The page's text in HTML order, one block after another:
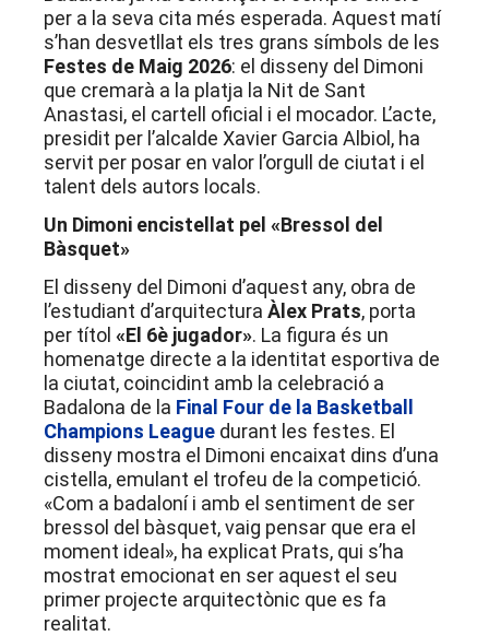
per a la seva cita més esperada. Aquest matí
s’han desvetllat els tres grans símbols de les
Festes de Maig 2026: el disseny del Dimoni
que cremarà a la platja la Nit de Sant
Anastasi, el cartell oficial i el mocador. L’acte,
presidit per l’alcalde Xavier Garcia Albiol, ha
servit per posar en valor l’orgull de ciutat i el
talent dels autors locals.
Un Dimoni encistellat pel «Bressol del
Bàsquet»
El disseny del Dimoni d’aquest any, obra de
l’estudiant d’arquitectura Àlex Prats, porta
per títol «El 6è jugador». La figura és un
homenatge directe a la identitat esportiva de
la ciutat, coincidint amb la celebració a
Badalona de la Final Four de la Basketball
Champions League durant les festes. El
disseny mostra el Dimoni encaixat dins d’una
cistella, emulant el trofeu de la competició.
«Com a badaloní i amb el sentiment de ser
bressol del bàsquet, vaig pensar que era el
moment ideal», ha explicat Prats, qui s’ha
mostrat emocionat en ser aquest el seu
primer projecte arquitectònic que es fa
realitat.